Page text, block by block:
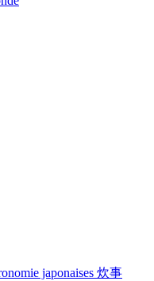
japonaises 炊事